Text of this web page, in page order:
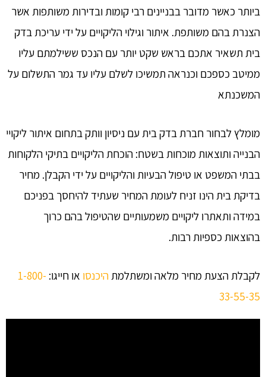
ביותר כאשר מדובר בבניינים רבי קומות ובדירות משותפות אשר
הצנרת בהם משותפת. איתור וגילוי הליקויים על ידי עריכת בדק
בית תשאיר אתכם בראש שקט יותר עם הנכס ששילמתם עליו
ממיטב כספכם וכנראה תמשיכו לשלם עליו עד גמר התשלום על
המשכנתא
מומלץ לבחור חברת בדק בית עם ניסיון וותק בתחום איתור ליקויי
הבנייה ותוצאות מוכחות בשטח: הוכחת הליקויים בתיקי הלקוחות
בבתי המשפט או טיפול הבעיות והליקויים על ידי הקבלן. מחיר
בדיקת בית הינו זניח לעומת המחיר שעתיד להיחסך בפניכם
במידה ותאתרו ליקויים משמעותיים שהטיפול בהם כרוך
בהוצאות כספיות רבות.
לקבלת הצעת מחיר מלאה ומשתלמתהיכנסו או חייגו: 1-800-
33-55-35